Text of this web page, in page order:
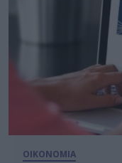
ΟΙΚΟΝΟΜΙΑ